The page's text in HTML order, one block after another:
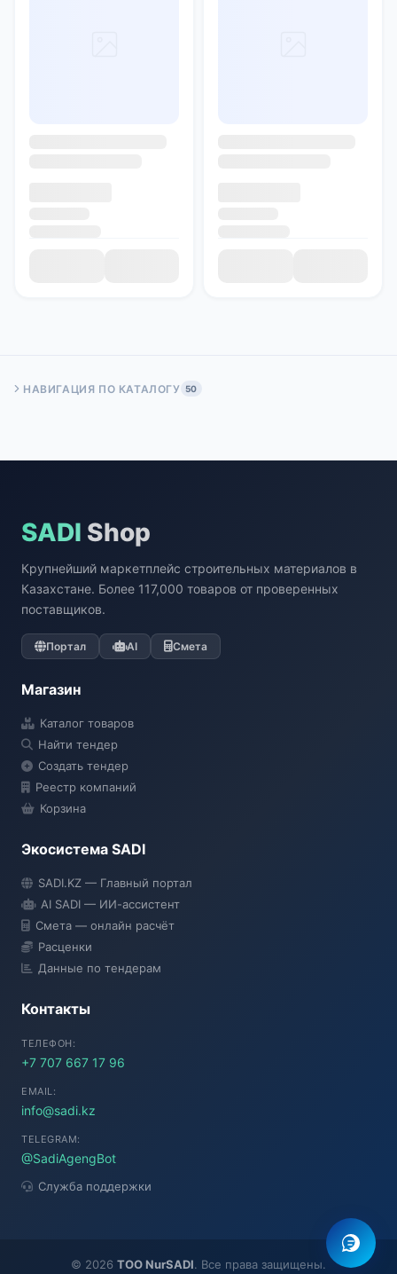
НАВИГАЦИЯ ПО КАТАЛОГУ 50
SADI Shop
Крупнейший маркетплейс строительных материалов в
Казахстане. Более 117,000 товаров от проверенных
поставщиков.
Портал AI Смета
Магазин
Каталог товаров
Найти тендер
Создать тендер
Реестр компаний
Корзина
Экосистема SADI
SADI.KZ — Главный портал
AI SADI — ИИ-ассистент
Смета — онлайн расчёт
Расценки
Данные по тендерам
Контакты
ТЕЛЕФОН:
+7 707 667 17 96
EMAIL:
info@sadi.kz
TELEGRAM:
@SadiAgengBot
Служба поддержки
© 2026 TOO NurSADI. Все права защищены.
● Подключение...